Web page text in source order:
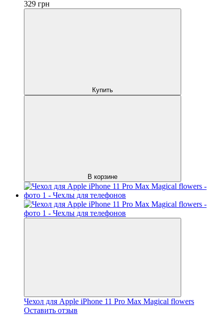
329 грн
Купить
В корзине
Чехол для Apple iPhone 11 Pro Max Magical flowers
Оставить отзыв